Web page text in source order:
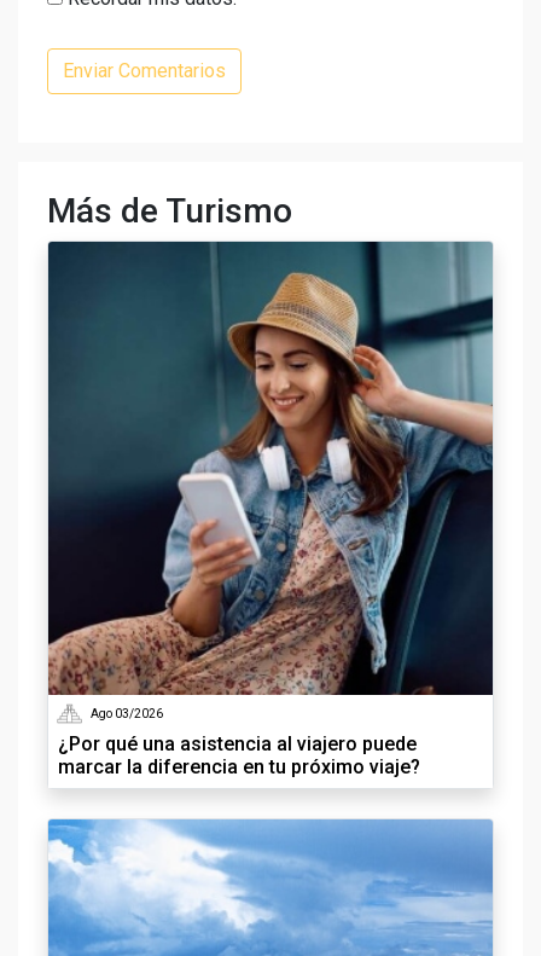
Más de Turismo
Ago 03/2026
¿Por qué una asistencia al viajero puede
marcar la diferencia en tu próximo viaje?